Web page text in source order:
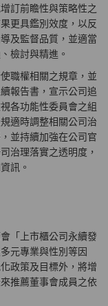
訂前瞻性與策略性之
更具鑑別效度，以反
及監督品質，並適當
檢討與精進。
職權相關之規章，並
報告書，宣示公司追
各功能性委員會之組
適時調整相關公司治
並持續加強在公司官
治理落實之透明度，
訊。
「上市櫃公司永續發
元專業與性別等因
政策及目標外，將增
推薦董事會成員之依